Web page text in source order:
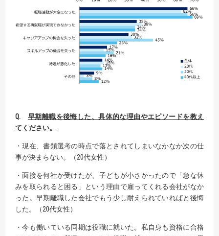
Q.
早期離職を後悔した、具体的な理由やエピソードを教え
てください。
・現在、書類選考の時点で落とされてしまいなかなか次の仕
事が決まらない。（20代女性）
・面接を何社か受けたが、子どもが小さかったので「急な休
みを取られると困る」という理由で雇ってくれる会社がなか
った。早期離職した会社でもう少し耐えられていればと後悔
した。（20代女性）
・今も働いている同期は役職に就いた。私自身も資格に合格